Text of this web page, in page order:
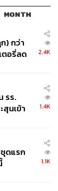
MONTH
) กว่า
ตอรี่ลด
2.4K
รร.
นเข้า
1.4K
ดแรก
1.1K